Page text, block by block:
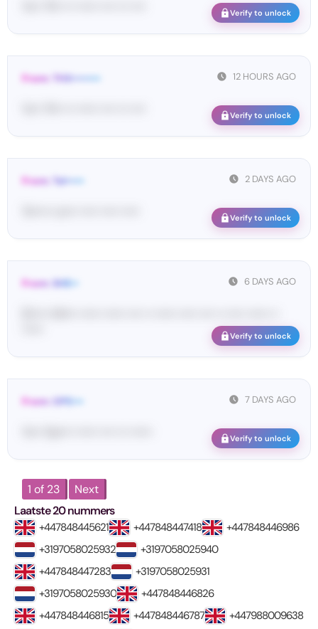
Verify to unlock
12 HOURS AGO
From: THX••••••••
Verify to unlock
2 DAYS AGO
From: Tel•••••
Verify to unlock
6 DAYS AGO
From: SHE••
Verify to unlock
7 DAYS AGO
From: OPE•••
Verify to unlock
1 of 23
Next
Laatste 20 nummers
+447848445621 +447848447418
+447848446986
+3197058025932
+3197058025940
+447848447283
+3197058025931
+3197058025930
+447848446826
+447848446815
+447848446787
+447988009638